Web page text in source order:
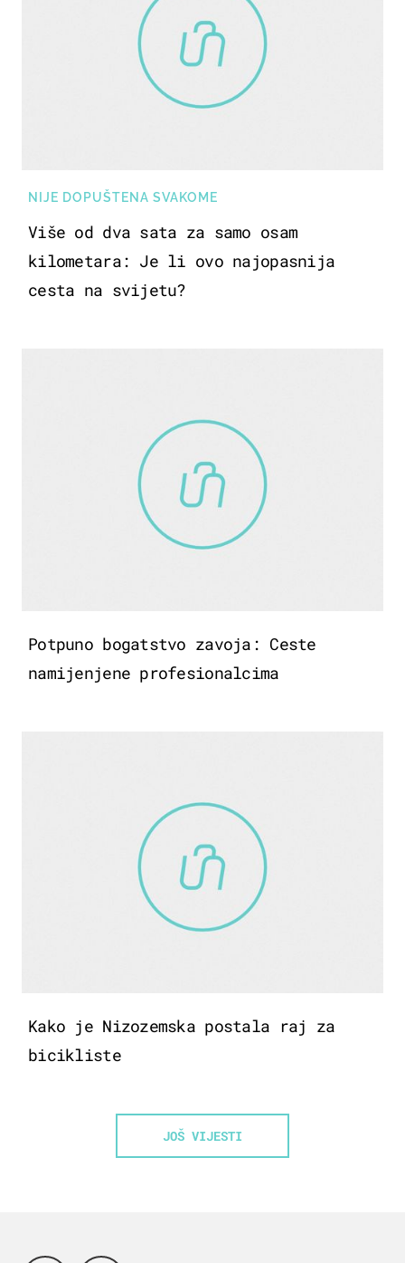
NIJE DOPUŠTENA SVAKOME
Više od dva sata za samo osam
kilometara: Je li ovo najopasnija
cesta na svijetu?
Potpuno bogatstvo zavoja: Ceste
namijenjene profesionalcima
Kako je Nizozemska postala raj za
bicikliste
JOŠ VIJESTI